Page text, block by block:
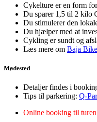
Cykelture er en form
Du sparer 1,5 til 2 kilo
Du stimulerer den
Du hjælper med at
Cykling er sundt og
Læs mere om Baja
Mødested
Detaljer findes i
Tips til parkering: Q-
Online booking til